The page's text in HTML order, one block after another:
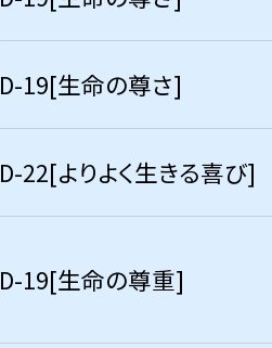
D-19[生命の尊さ]
D-22[よりよく生きる喜び]
D-19[生命の尊重]